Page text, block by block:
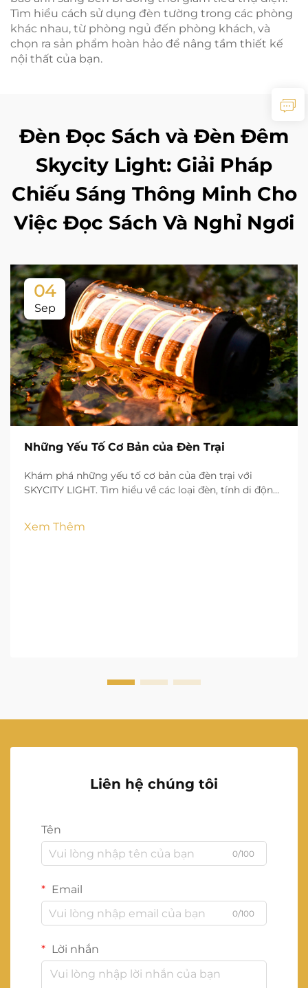
Tìm hiểu cách sử dụng đèn tường trong các phòng
khác nhau, từ phòng ngủ đến phòng khách, và
chọn ra sản phẩm hoàn hảo để nâng tầm thiết kế
nội thất của bạn.
Đèn Đọc Sách và Đèn Đêm
Skycity Light: Giải Pháp
Chiếu Sáng Thông Minh Cho
Việc Đọc Sách Và Nghỉ Ngơi
04
Sep
Những Yếu Tố Cơ Bản của Đèn Trại
Khám phá những yếu tố cơ bản của đèn trại với
SKYCITY LIGHT. Tìm hiểu về các loại đèn, tính di động,
Xem Thêm
Liên hệ chúng tôi
Tên
0/100
Email
0/100
Lời nhắn